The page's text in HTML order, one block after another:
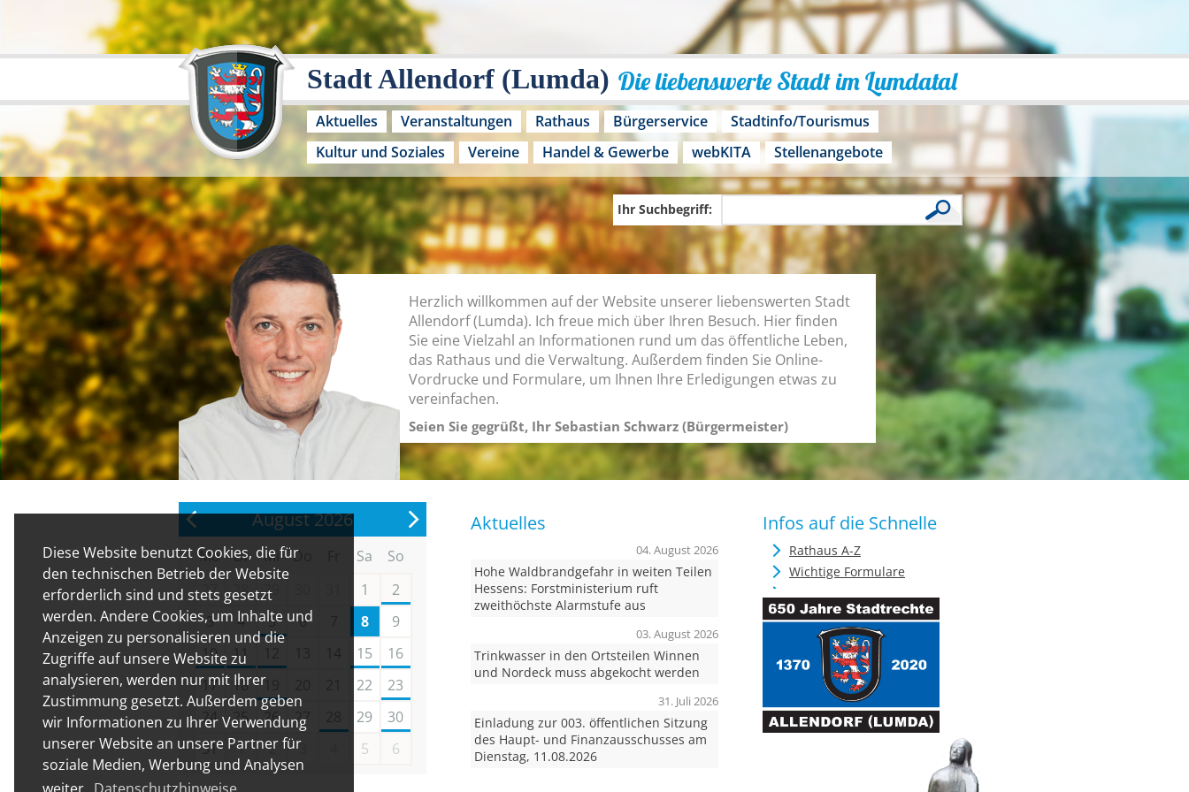
Diese Website benutzt Cookies, die für
den technischen Betrieb der Website
erforderlich sind und stets gesetzt
werden. Andere Cookies, um Inhalte und
Anzeigen zu personalisieren und die
Zugriffe auf unsere Website zu
analysieren, werden nur mit Ihrer
Zustimmung gesetzt. Außerdem geben
wir Informationen zu Ihrer Verwendung
unserer Website an unsere Partner für
soziale Medien, Werbung und Analysen
Stadt Allendorf (Lumda) Die liebenswerte Stadt im Lumdatal
Aktuelles Veranstaltungen Rathaus Bürgerservice
Stadtinfo/Tourismus
Kultur und Soziales
Vereine Handel & Gewerbe webKITA Stellenangebote
Ihr Suchbegriff:
Herzlich willkommen auf der Website unserer liebenswerten Stadt
Allendorf (Lumda). Ich freue mich über Ihren Besuch. Hier finden
Sie eine Vielzahl an Informationen rund um das öffentliche Leben,
das Rathaus und die Verwaltung. Außerdem finden Sie Online-
Vordrucke und Formulare, um Ihnen Ihre Erledigungen etwas zu
vereinfachen.
Seien Sie gegrüßt, Ihr Sebastian Schwarz (Bürgermeister)
August 2026
Mo Di Mi Do Sa
So
27
28 29 1
2
3
4 5 6 8
9
10
11 15
16
17
18 19 22
23
24
25 26 27 29
30
31
1 2 3 5 6
Aktuelles
04. August 2026
Hohe Waldbrandgefahr in weiten Teilen
Hessens: Forstministerium ruft
zweithöchste Alarmstufe aus
03. August 2026
Trinkwasser in den Ortsteilen Winnen
und Nordeck muss abgekocht werden
31. Juli 2026
Einladung zur 003. öffentlichen Sitzung
des Haupt- und Finanzausschusses am
Dienstag, 11.08.2026
Infos auf die Schnelle
Rathaus A-Z
Wichtige Formulare